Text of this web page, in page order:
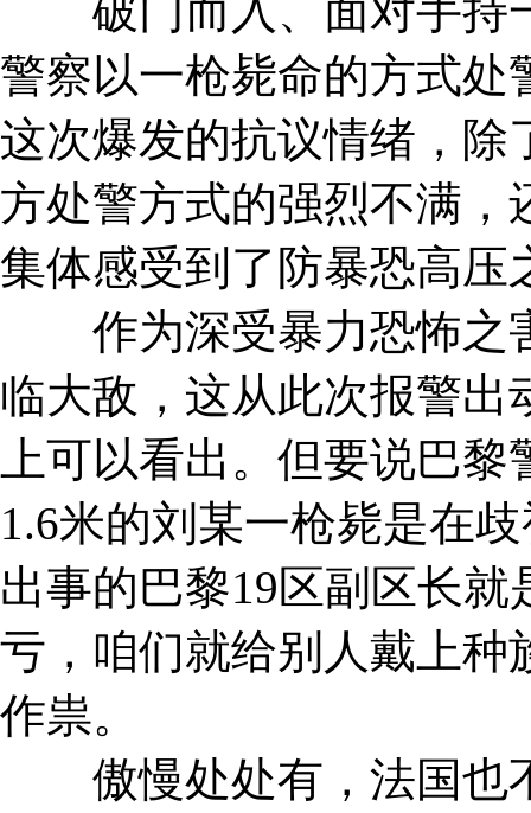
破门而入、面对手持
警察以一枪毙命的方式处
这次爆发的抗议情绪，除
方处警方式的强烈不满，
集体感受到了防暴恐高压
作为深受暴力恐怖之
临大敌，这从此次报警出
上可以看出。但要说巴
1.6米的刘某一枪毙是在
出事的巴黎19区副区长
亏，咱们就给别人戴上种
作祟。
傲慢处处有，法国也